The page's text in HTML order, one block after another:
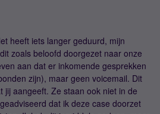
heeft iets langer geduurd, mijn
zoals beloofd doorgezet naar onze
aan dat er inkomende gesprekken
zijn), maar geen voicemail. Dit
jij aangeeft. Ze staan ook niet in de
dat ik deze case doorzet